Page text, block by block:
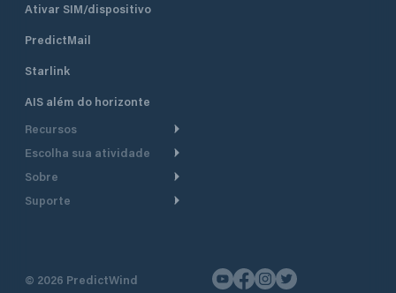
Ativar SIM/dispositivo
PredictMail
Starlink
AIS além do horizonte
Recursos
Roteamento meteorológico
embarcações a motor
Escolha sua atividade
Cruzeiro
Lanchas
Sobre
Faça um tour
Suporte
Fale conosco
© 2026 PredictWind